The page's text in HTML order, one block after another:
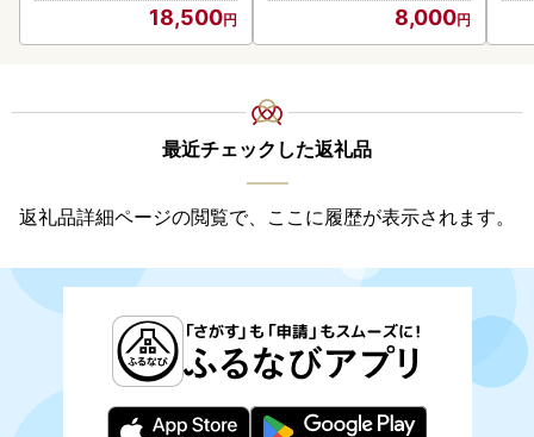
18,500 8,000
最近チェックした返礼品
返礼品詳細ページの閲覧で、ここに履歴が表示されます。